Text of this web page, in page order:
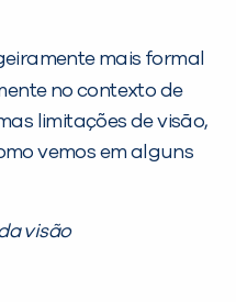
mais formal
no contexto de
limitações de visão,
vemos em alguns
visão